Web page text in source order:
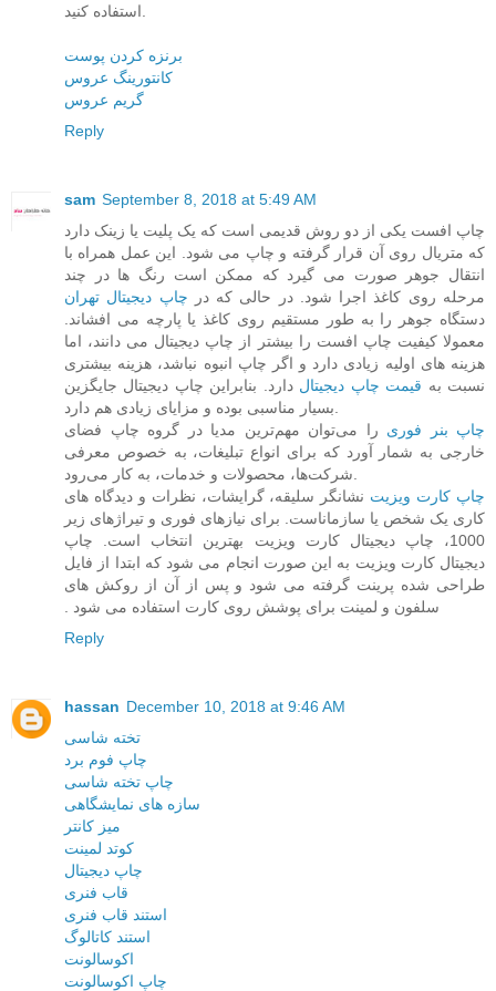
برنزه کردن پوست
کانتورینگ عروس
گریم عروس
Reply
sam September 8, 2018 at 5:49 AM
چاپ افست یکی از دو روش قدیمی است که یک پلیت یا زینک دارد
که متریال روی آن قرار گرفته و چاپ می شود. این عمل همراه با
انتقال جوهر صورت می گیرد که ممکن است رنگ ها در چند
مرحله روی کاغذ اجرا شود. در حالی که در چاپ دیجیتال تهران
دستگاه جوهر را به طور مستقیم روی کاغذ یا پارچه می افشاند.
معمولا کیفیت چاپ افست را بیشتر از چاپ دیجیتال می دانند، اما
هزینه های اولیه زیادی دارد و اگر چاپ انبوه نباشد، هزینه بیشتری
نسبت به قیمت چاپ دیجیتال دارد. بنابراین چاپ دیجیتال جایگزین
چاپ بنر فوری را می‌توان مهم‌ترین مدیا در گروه چاپ فضای
خارجی به شمار آورد که برای انواع تبلیغات، به خصوص معرفی
چاپ کارت ویزیت نشانگر سلیقه، گرایشات، نظرات و دیدگاه های
کاری یک شخص یا سازماناست. برای ‏نیازهای فوری و تیراژهای زیر
1000، چاپ دیجیتال کارت ویزیت بهترین انتخاب است. چاپ
دیجیتال کارت‏ ویزیت به این صورت انجام می شود که ابتدا از فایل
طراحی شده پرینت گرفته می شود و پس از آن از ‏روکش های
سلفون و لمینت برای پوشش روی کارت استفاده می شود .‏
Reply
hassan December 10, 2018 at 9:46 AM
تخته شاسی
چاپ فوم برد
چاپ تخته شاسی
سازه های نمایشگاهی
میز کانتر
کوتد لمینت
چاپ دیجیتال
قاب فنری
استند قاب فنری
استند کاتالوگ
اکوسالونت
چاپ اکوسالونت